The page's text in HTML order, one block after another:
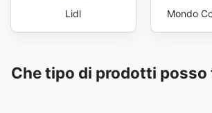
Lidl Mondo
Che tipo di prodotti posso